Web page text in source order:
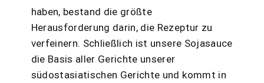
haben, bestand die größte
Herausforderung darin, die Rezeptur zu
verfeinern. Schließlich ist unsere Sojasauce
die Basis aller Gerichte unserer
südostasiatischen Gerichte und kommt in